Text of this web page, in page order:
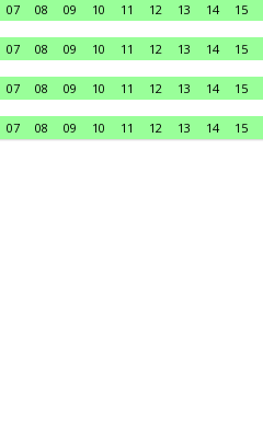
07 08 09 10 11 12 13 14 15
07 08 09 10 11 12 13 14 15
07 08 09 10 11 12 13 14 15
07 08 09 10 11 12 13 14 15